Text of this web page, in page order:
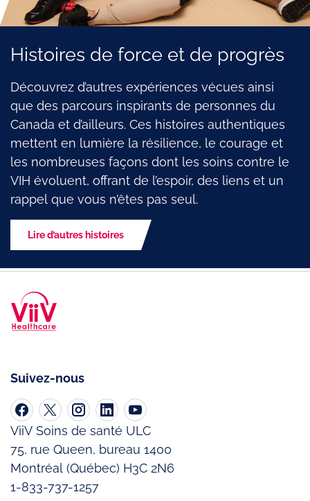
Histoires de force et de progrès
Découvrez d’autres expériences vécues ainsi
que des parcours inspirants de personnes du
Canada et d’ailleurs. Ces histoires authentiques
mettent en lumière la résilience, le courage et
les nombreuses façons dont les soins contre le
VIH évoluent, offrant de l’espoir, des liens et un
rappel que vous n’êtes pas seul.
Lire d’autres histoires
Suivez-nous
ViiV Soins de santé ULC
75, rue Queen, bureau 1400
Montréal (Québec) H3C 2N6
1-833-737-1257